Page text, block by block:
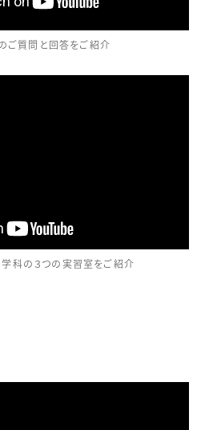
ご質問と回答をご紹介
科の３つの実習室をご紹介